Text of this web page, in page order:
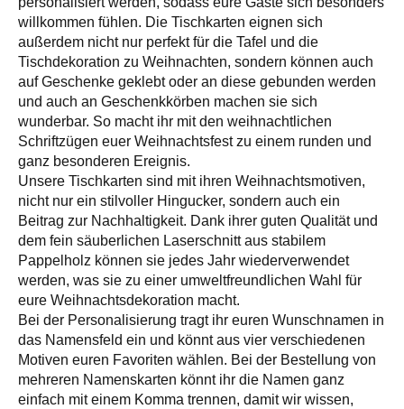
willkommen fühlen. Die Tischkarten eignen sich
außerdem nicht nur perfekt für die Tafel und die
Tischdekoration zu Weihnachten, sondern können auch
auf Geschenke geklebt oder an diese gebunden werden
und auch an Geschenkkörben machen sie sich
wunderbar. So macht ihr mit den weihnachtlichen
Schriftzügen euer Weihnachtsfest zu einem runden und
ganz besonderen Ereignis.
Unsere Tischkarten sind mit ihren Weihnachtsmotiven,
nicht nur ein stilvoller Hingucker, sondern auch ein
Beitrag zur Nachhaltigkeit. Dank ihrer guten Qualität und
dem fein säuberlichen Laserschnitt aus stabilem
Pappelholz können sie jedes Jahr wiederverwendet
werden, was sie zu einer umweltfreundlichen Wahl für
eure Weihnachtsdekoration macht.
Bei der Personalisierung tragt ihr euren Wunschnamen in
das Namensfeld ein und könnt aus vier verschiedenen
Motiven euren Favoriten wählen. Bei der Bestellung von
mehreren Namenskarten könnt ihr die Namen ganz
einfach mit einem Komma trennen, damit wir wissen,